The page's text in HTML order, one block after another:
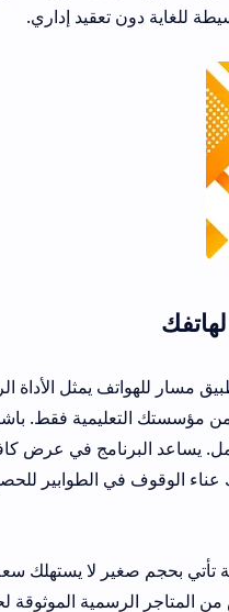
إداري.
الأداة الرسمية
فقط. باشر فوراً
في عرض كافة
الطوابير للحصول
لا يستهلك سعة
الموثوقة لحماية